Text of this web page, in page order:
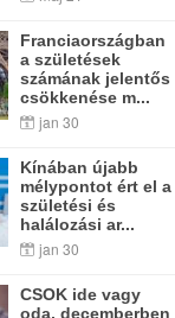
Franciaországban
a születések
számának jelentős
csökkenése m...
jan 30
Kínában újabb
mélypontot ért el a
születési és
halálozási ar...
jan 30
CSOK ide vagy
oda, decemberben